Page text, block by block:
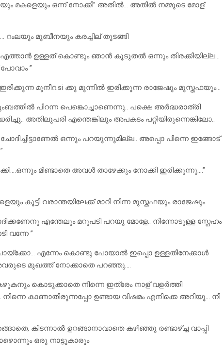
മകളെയും ഒന്ന് നോക്കി” അതിൽ… അതിൽ നമ്മുടെ മോള്
മുബീനയും കരച്ചില് തുടങ്ങി
ഉള്ളത് കൊണ്ടും ഞാൻ കൂടുതൽ ഒന്നും തിരക്കിയില്ല…
”
മുനീറ.si ക്കു മുന്നിൽ ഇരിക്കുന്ന രാജേഷും മുസ്തഫയും…
പിറന്ന പെങ്കൊച്ചാണെന്നു.. പക്ഷെ അർദ്ധരാത്രി
അതിലുപരി എന്തെങ്കിലും അപകടം പറ്റിയിരുന്നെങ്കിലോ..
ഒന്നും പറയുന്നുമില്ല.. അപ്പൊ പിന്നെ ഇങ്ങോട്
മിണ്ടാതെ അവൾ താഴേക്കും നോക്കി ഇരിക്കുന്നു….”
കൂട്ടി വരാന്തയിലേക്ക് മാറി നിന്ന മുസ്തഫയും രാജേഷും.
എന്തേലും മറുപടി പറയു മോളേ.. നിന്നോടുള്ള സ്നേഹം
വന്നേ ”
പൊയ്ക്കോ… എന്നേം കൊണ്ടു പോയാൽ ഇപ്പൊ ഉള്ളതിനേക്കാൾ
മുഖത്ത് നോക്കാതെ പറഞ്ഞു….
കഴുകനും കൊടുക്കാതെ നിന്നെ ഇത്രേം നാള് വളർത്തി
കാണാതിരുന്നപ്പോ ഉണ്ടായ വിഷമം എനിക്കെ അറിയൂ… നീ
കിടന്നാൽ ഉറങ്ങാനാവാതെ കഴിഞ്ഞു രണ്ടാഴ്ച്ച വാപ്പി
ഒരു നാട്ടുകാരും